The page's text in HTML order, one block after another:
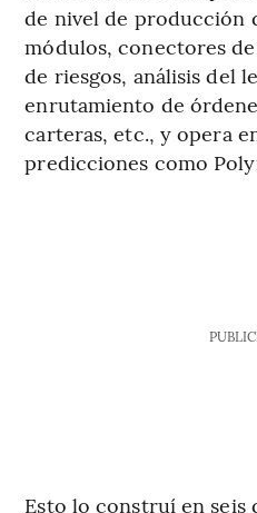
de nivel de producción
módulos, conectores
de riesgos, análisis del
enrutamiento de
carteras, etc., y opera
predicciones como
Esto lo construí en seis